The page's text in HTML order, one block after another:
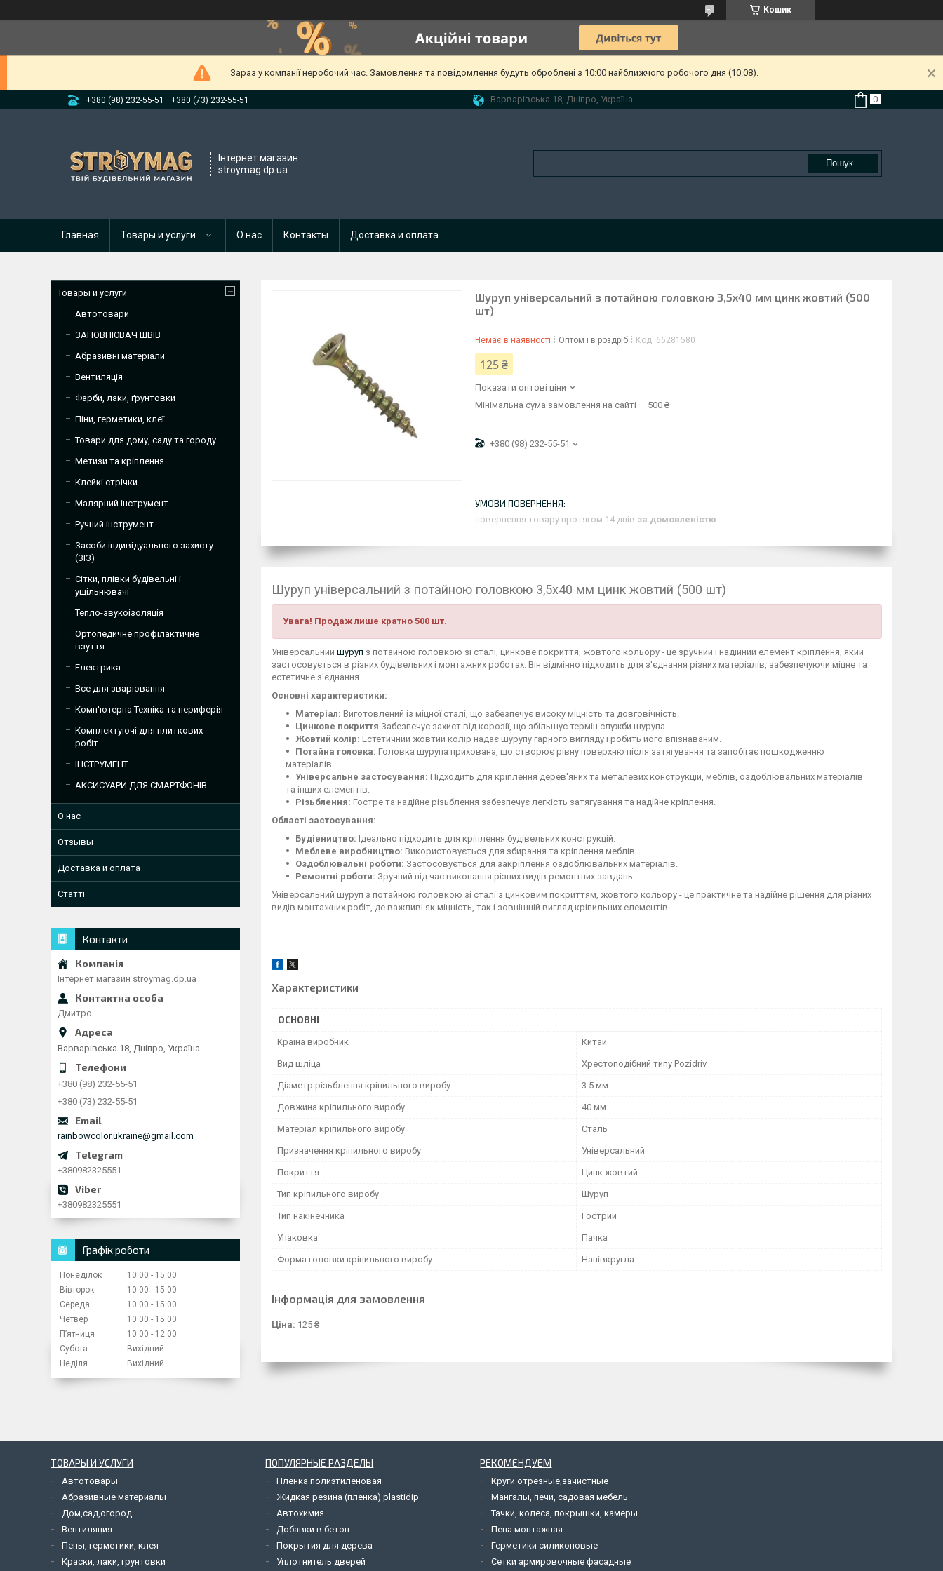
Кошик
Зараз у компанії неробочий час. Замовлення та повідомлення будуть оброблені з 10:00 найближчого робочого дня (10.08).
+380 (98) 232-55-51 +380 (73) 232-55-51 Варварівська 18, Дніпро, Україна
Інтернет магазин
stroymag.dp.ua
Пошук...
Главная Товары и услуги О нас Контакты Доставка и оплата
Шуруп універсальний з потайною головкою 3,5х40 мм цинк жовтий (500
шт)
Немає в наявності Оптом і в роздріб Код: 66281580
125 ₴
Показати оптові ціни
Мінімальна сума замовлення на сайті — 500 ₴
+380 (98) 232-55-51
повернення товару протягом 14 днів за домовленістю
Шуруп універсальний з потайною головкою 3,5х40 мм цинк жовтий (500 шт)
Увага! Продаж лише кратно 500 шт.
Універсальний шуруп з потайною головкою зі сталі, цинкове покриття, жовтого кольору - це зручний і надійний елемент кріплення, який
застосовується в різних будівельних і монтажних роботах. Він відмінно підходить для з'єднання різних матеріалів, забезпечуючи міцне та
естетичне з'єднання.
Основні характеристики:
Матеріал: Виготовлений із міцної сталі, що забезпечує високу міцність та довговічність.
Цинкове покриття Забезпечує захист від корозії, що збільшує термін служби шурупа.
Жовтий колір: Естетичний жовтий колір надає шурупу гарного вигляду і робить його впізнаваним.
Потайна головка: Головка шурупа прихована, що створює рівну поверхню після затягування та запобігає пошкодженню
матеріалів.
Універсальне застосування: Підходить для кріплення дерев'яних та металевих конструкцій, меблів, оздоблювальних матеріалів
та інших елементів.
Різьблення: Гостре та надійне різьблення забезпечує легкість затягування та надійне кріплення.
Області застосування:
Будівництво: Ідеально підходить для кріплення будівельних конструкцій.
Меблеве виробництво: Використовується для збирання та кріплення меблів.
Оздоблювальні роботи: Застосовується для закріплення оздоблювальних матеріалів.
Ремонтні роботи: Зручний під час виконання різних видів ремонтних завдань.
Універсальний шуруп з потайною головкою зі сталі з цинковим покриттям, жовтого кольору - це практичне та надійне рішення для різних
видів монтажних робіт, де важливі як міцність, так і зовнішній вигляд кріпильних елементів.
Характеристики
ОСНОВНІ
Країна виробник Китай
Вид шліца Хрестоподібний типу Pozidriv
Діаметр різьблення кріпильного виробу 3.5 мм
Довжина кріпильного виробу 40 мм
Матеріал кріпильного виробу Сталь
Призначення кріпильного виробу Універсальний
Покриття Цинк жовтий
Тип кріпильного виробу Шуруп
Тип накінечника Гострий
Упаковка Пачка
Форма головки кріпильного виробу Напівкругла
Інформація для замовлення
Ціна: 125 ₴
Товары и услуги
Автотовари
ЗАПОВНЮВАЧ ШВІВ
Абразивні матеріали
Вентиляція
Фарби, лаки, ґрунтовки
Піни, герметики, клеї
Товари для дому, саду та городу
Метизи та кріплення
Клейкі стрічки
Малярний інструмент
Ручний інструмент
Засоби індивідуального захисту
(ЗІЗ)
Сітки, плівки будівельні і
ущільнювачі
Тепло-звукоізоляція
Ортопедичне профілактичне
взуття
Електрика
Все для зварювання
Комп'ютерна Техніка та периферія
Комплектуючі для плиткових
робіт
ІНСТРУМЕНТ
АКСИСУАРИ ДЛЯ СМАРТФОНІВ
О нас
Отзывы
Доставка и оплата
Статті
Контакти
Інтернет магазин stroymag.dp.ua
Дмитро
Варварівська 18, Дніпро, Україна
+380 (98) 232-55-51
+380 (73) 232-55-51
rainbowcolor.ukraine@gmail.com
+380982325551
+380982325551
Графік роботи
Понеділок 10:00
15:00
Вівторок
10:00
15:00
Середа
10:00
15:00
Четвер
10:00
15:00
Пʼятниця
10:00
12:00
Субота
Вихідний
Неділя
Вихідний
ТОВАРЫ И УСЛУГИ
Автотовары
Абразивные материалы
Дом,сад,огород
Вентиляция
Пены, герметики, клея
Краски, лаки, грунтовки
ПОПУЛЯРНЫЕ РАЗДЕЛЫ
Пленка полиэтиленовая
Жидкая резина (пленка) plastidip
Автохимия
Добавки в бетон
Покрытия для дерева
Уплотнитель дверей
РЕКОМЕНДУЕМ
Круги отрезные,зачистные
Мангалы, печи, садовая мебель
Тачки, колеса, покрышки, камеры
Пена монтажная
Герметики силиконовые
Сетки армировочные фасадные